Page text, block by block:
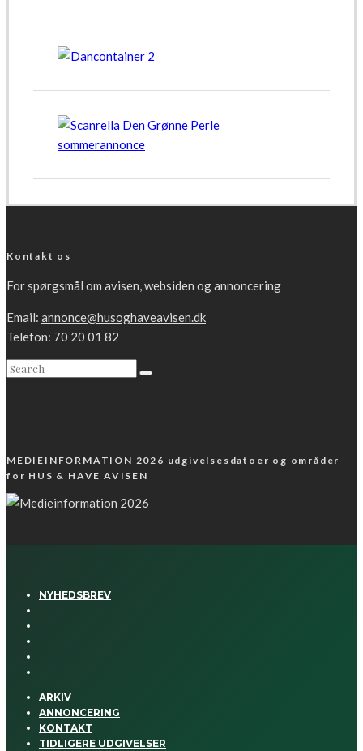
Kontakt os
For spørgsmål om avisen, websiden og annoncering
Email: annonce@husoghaveavisen.dk
Telefon: 70 20 01 82
MEDIEINFORMATION 2026 udgivelsesdatoer og områder
for HUS & HAVE AVISEN
NYHEDSBREV
ARKIV
ANNONCERING
KONTAKT
TIDLIGERE UDGIVELSER